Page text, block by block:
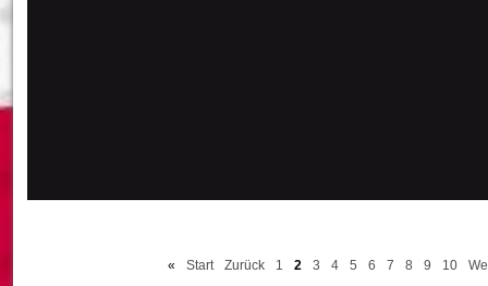
« Start Zurück 1 2 3 4 5 6 7 8 9 10